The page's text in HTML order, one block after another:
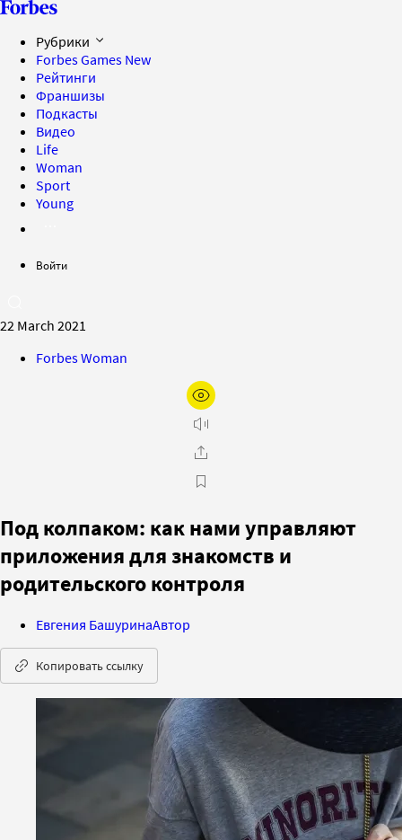
Рубрики
Forbes Games New
Рейтинги
Франшизы
Подкасты
Видео
Life
Woman
Sport
Young
Войти
22 March 2021
Forbes Woman
Под колпаком: как нами управляют
приложения для знакомств и
родительского контроля
Евгения БашуринаАвтор
Копировать ссылку